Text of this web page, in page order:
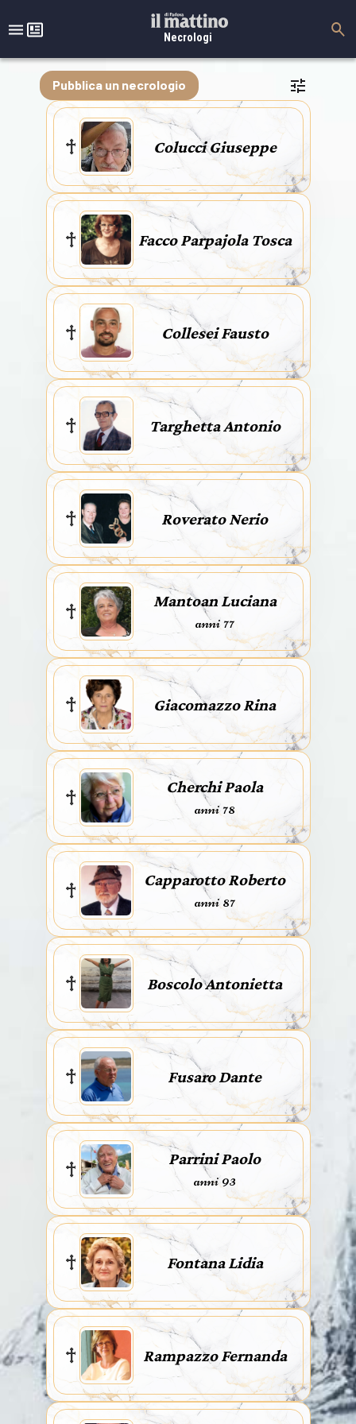
Necrologi
Pubblica un necrologio
Colucci Giuseppe
Facco Parpajola Tosca
Collesei Fausto
Targhetta Antonio
Roverato Nerio
Mantoan Luciana
anni 77
Giacomazzo Rina
Cherchi Paola
anni 78
Capparotto Roberto
anni 87
Boscolo Antonietta
Fusaro Dante
Parrini Paolo
anni 93
Fontana Lidia
Rampazzo Fernanda